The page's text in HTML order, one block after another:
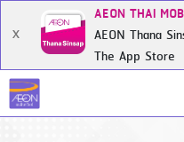
X
AEON THAI
AEON Thana
The App Store